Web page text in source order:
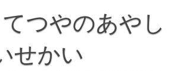
つやのあやし
せかい